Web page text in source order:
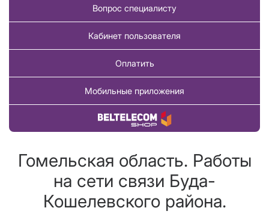
Вопрос специалисту
Кабинет пользователя
Оплатить
Мобильные приложения
Купить товар
Гомельская область. Работы
на сети связи Буда-
Кошелевского района.